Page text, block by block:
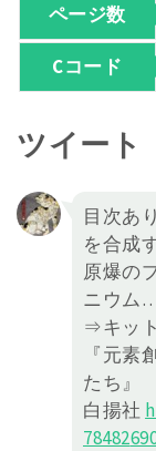
ページ数
Cコード
ツイート
目次あ
を合成
原爆の
ニウム
⇒キッ
『元素
たち』
白揚社
78482